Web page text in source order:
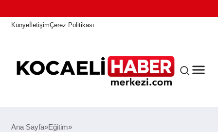
KünyeİletişimÇerez Politikası
ANASAYFA
Ana Sayfa Eğitim